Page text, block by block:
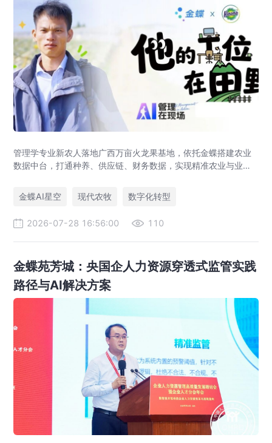
管理学专业新农人落地广西万亩火龙果基地，依托金蝶搭建农业
数据中台，打通种养、供应链、财务数据，实现精准农业与业财
金蝶AI星空
现代农牧 数字化转型
2026-07-28 16:56:00 110
金蝶苑芳城：央国企人力资源穿透式监管实践
路径与AI解决方案